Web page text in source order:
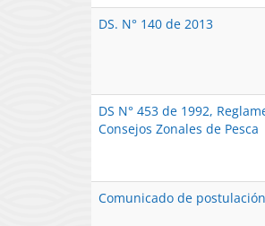
DS. N° 140 de 2013
DS N° 453 de 1992,
Consejos Zonales de Pesca
Comunicado de